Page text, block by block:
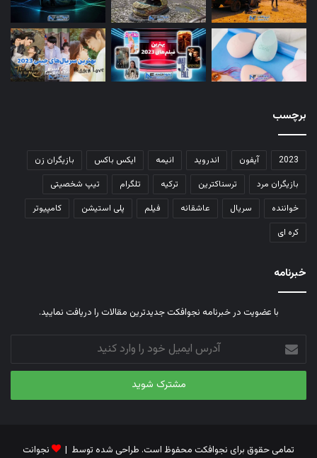
برچسب
2023 آیفون اندروید انیمه ایکس باکس
بازیگران زن
بازیگران مرد
ترسناکترین ترکیه تلگرام
تیپ شخصیتی
خواننده
سریال عاشقانه فیلم پلی استیشن
کامپیوتر
کره ای
خبرنامه
با عضویت در خبرنامه نجوافکت جدیدترین مقالات را دریافت نمایید.
آدرس
ایمیل
خود
وارد
تمامی حقوق برای نجوافکت محفوظ است. طراحی شده توسط | نجوانت